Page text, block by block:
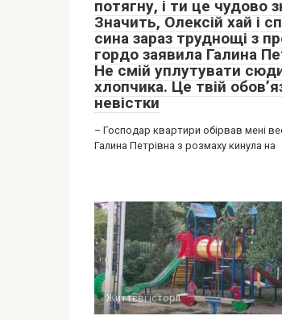
потягну, і ти це чудово
Значить, Олексій хай і
сина зараз труднощі з
гордо заявила Галина
Не смій уплутувати
хлопчика. Це твій
невістки
– Господар квартири обірвав мені
Галина Петрівна з розмаху кинула на
Життєві історії